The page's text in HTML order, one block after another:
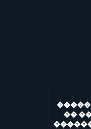
��